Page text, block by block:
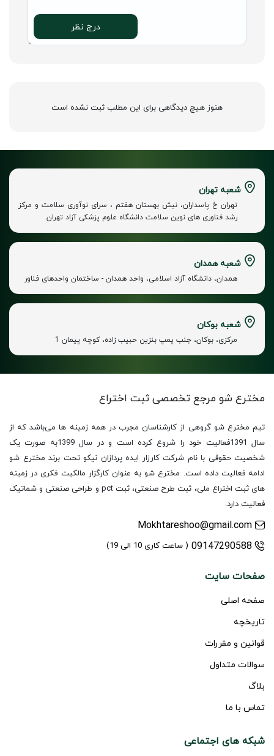
درج نظر
هنوز هیچ دیدگاهی برای این مطلب ثبت نشده است
شعبه تهران
تهران خ پاسداران، نبش بهستان هفتم ، سرای نوآوری سلامت و مرکز
رشد فناوری های نوین سلامت دانشگاه علوم پزشکی آزاد تهران
شعبه همدان
همدان، دانشگاه آزاد اسلامی، واحد همدان - ساختمان واحدهای فناور
شعبه بوکان
مرکزی، بوکان، جنب پمپ بنزین حبیب زاده، کوچه پیمان 1
مخترع شو مرجع تخصصیثبت اختراع
تیم مخترع شو گروهی از کارشناسان مجرب در همه زمینه ها می‌باشد که از
سال 1391فعالیت خود را شروع کرده است و در سال 1399به صورت یک
شخصیت حقوقی با نام شرکت کارزار ایده پردازان نیکو تحت برند مخترع شو
ادامه فعالیت داده است. مخترع شو به عنوان کارگزار مالکیت فکری در زمینه
های ثبت اختراع ملی، ثبت طرح صنعتی، ثبت pct و طراحی صنعتی و شماتیک
فعالیت دارد.
Mokhtareshoo@gmail.com
09147290588 ( ساعت کاری 10 الی 19)
صفحات سایت
صفحه اصلی
تاریخچه
قوانین و مقررات
سوالات متداول
بلاگ
تماس با ما
شبکه های اجتماعی